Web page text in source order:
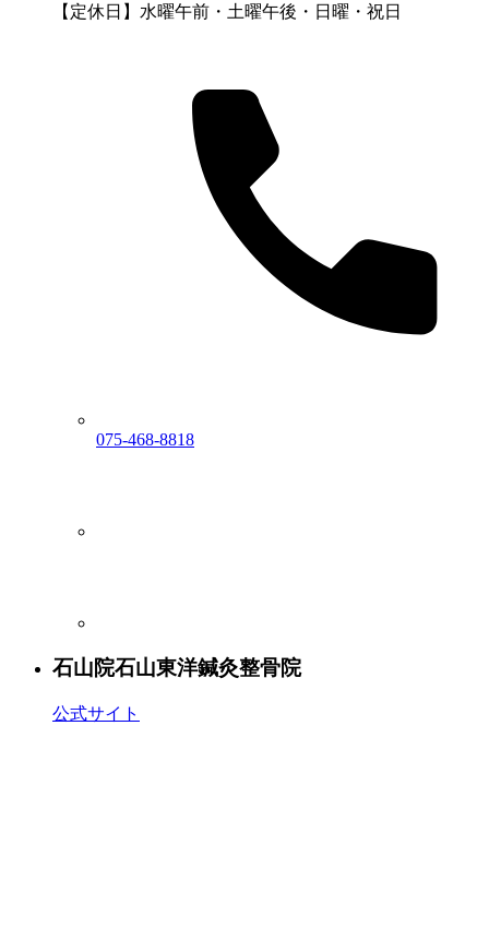
【定休日】水曜午前・土曜午後・日曜・祝日
075-468-8818
石山院石山東洋鍼灸整骨院
公式サイト